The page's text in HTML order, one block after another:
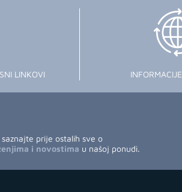
LINKOVI
prije ostalih sve o
i novostima u našoj ponudi.